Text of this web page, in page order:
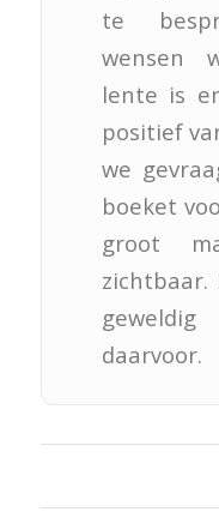
te
wensen
lente is
positief
we
boeket
groot
zichtbaar.
daarvoor.